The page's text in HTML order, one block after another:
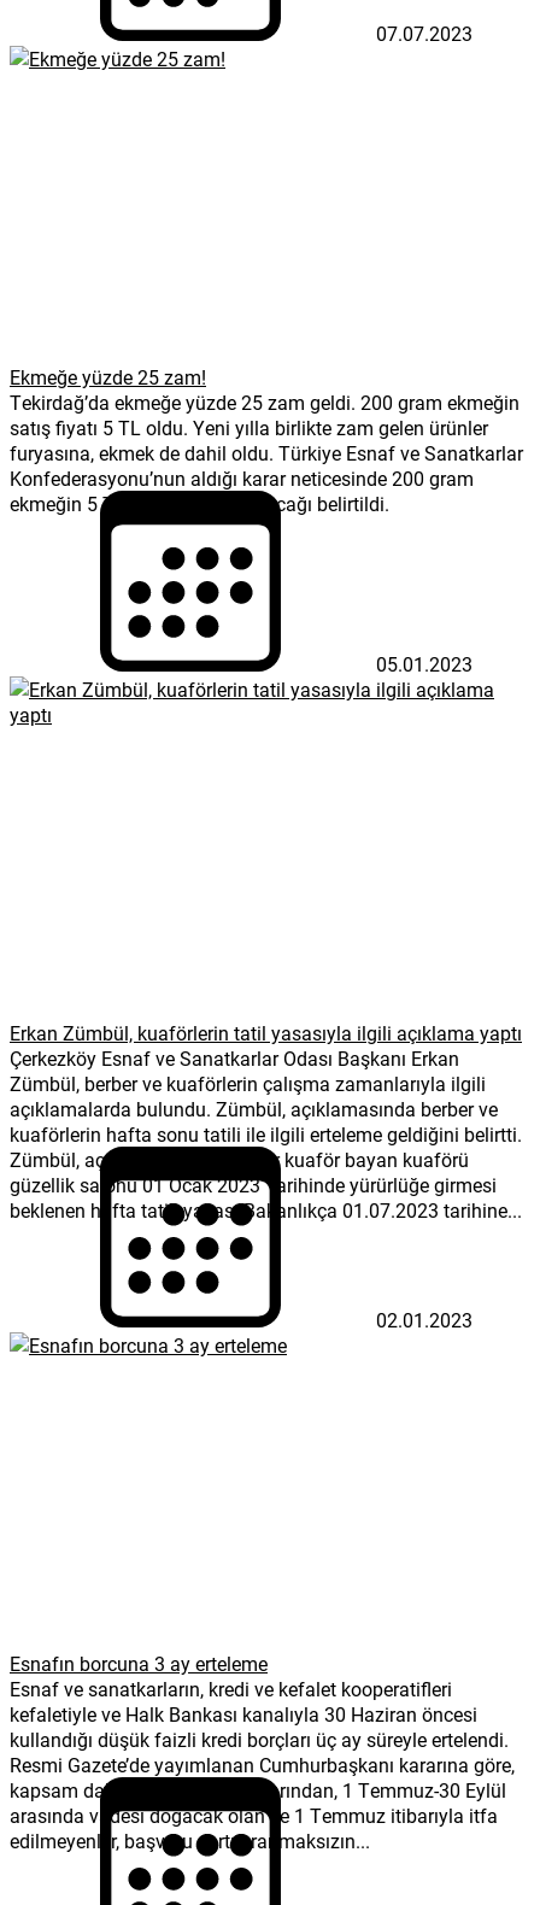
07.07.2023
Ekmeğe yüzde 25 zam!
Tekirdağ’da ekmeğe yüzde 25 zam geldi. 200 gram ekmeğin
satış fiyatı 5 TL oldu. Yeni yılla birlikte zam gelen ürünler
furyasına, ekmek de dahil oldu. Türkiye Esnaf ve Sanatkarlar
Konfederasyonu’nun aldığı karar neticesinde 200 gram
ekmeğin 5 TL’den satışa sunulacağı belirtildi.
05.01.2023
Erkan Zümbül, kuaförlerin tatil yasasıyla ilgili açıklama yaptı
Çerkezköy Esnaf ve Sanatkarlar Odası Başkanı Erkan
Zümbül, berber ve kuaförlerin çalışma zamanlarıyla ilgili
açıklamalarda bulundu. Zümbül, açıklamasında berber ve
kuaförlerin hafta sonu tatili ile ilgili erteleme geldiğini belirtti.
Zümbül, açıklamasında; “Berber kuaför bayan kuaförü
güzellik salonu 01 Ocak 2023 Tarihinde yürürlüğe girmesi
beklenen hafta tatili yasası Bakanlıkça 01.07.2023 tarihine...
02.01.2023
Esnafın borcuna 3 ay erteleme
Esnaf ve sanatkarların, kredi ve kefalet kooperatifleri
kefaletiyle ve Halk Bankası kanalıyla 30 Haziran öncesi
kullandığı düşük faizli kredi borçları üç ay süreyle ertelendi.
Resmi Gazete’de yayımlanan Cumhurbaşkanı kararına göre,
kapsam dahilindeki kredi borçlarından, 1 Temmuz-30 Eylül
arasında vadesi doğacak olan ve 1 Temmuz itibarıyla itfa
edilmeyenler, başvuru şartı aranmaksızın...